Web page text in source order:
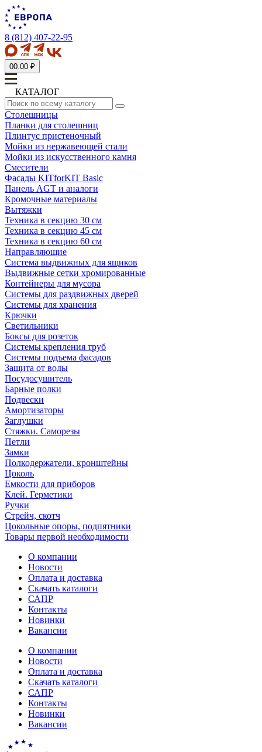
8 (812) 407-22-95
00.00 ₽
КАТАЛОГ
Столешницы
Планки для столешниц
Плинтус пристеночный
Мойки из нержавеющей стали
Мойки из искусственного камня
Смесители
Фасады KITforKIT Basic
Панель AGT и аналоги
Кромочные материалы
Вытяжки
Техника в секцию 30 см
Техника в секцию 45 см
Техника в секцию 60 см
Направляющие
Система выдвижных для ящиков
Выдвижные сетки хромированные
Контейнеры для мусора
Системы для раздвижных дверей
Системы для хранения
Крючки
Светильники
Боксы для розеток
Системы крепления труб
Системы подъема фасадов
Защита от воды
Посудосушитель
Барные полки
Подвески
Амортизаторы
Заглушки
Стяжки. Саморезы
Петли
Замки
Полкодержатели, кронштейны
Цоколь
Емкости для приборов
Клей. Герметики
Ручки
Стрейч, скотч
Цокольные опоры, подпятники
Товары первой необходимости
О компании
Новости
Оплата и доставка
Скачать каталоги
САПР
Контакты
Новинки
Вакансии
О компании
Новости
Оплата и доставка
Скачать каталоги
САПР
Контакты
Новинки
Вакансии